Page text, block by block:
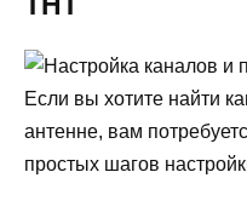
Если вы хотите найти
антенне, вам
простых шагов